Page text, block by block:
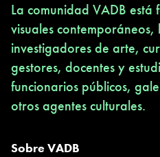
La comunidad VADB
visuales contemporáneos,
investigadores de arte,
gestores, docentes y
funcionarios públicos,
otros agentes culturales.
Sobre VADB